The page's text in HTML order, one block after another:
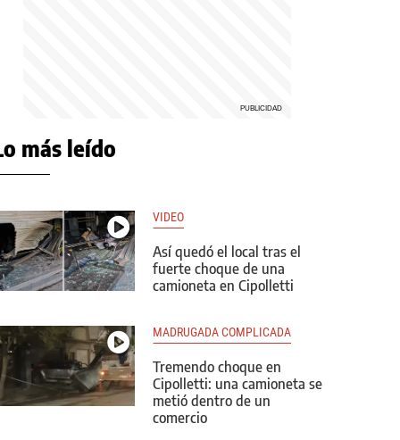
más leído
VIDEO
Así quedó el local tras el
fuerte choque de una
camioneta en Cipolletti
MADRUGADA COMPLICADA
Tremendo choque en
Cipolletti: una camioneta se
metió dentro de un
comercio